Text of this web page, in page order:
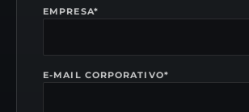
EMPRESA*
E-MAIL CORPORATIVO*